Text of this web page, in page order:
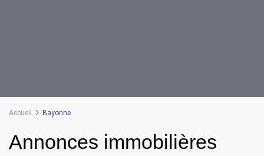
Accueil Bayonne
Annonces immobilières